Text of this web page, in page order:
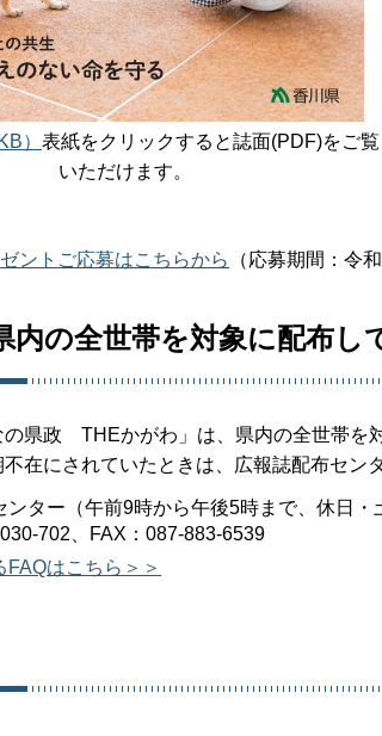
） 表紙をクリックすると誌面(PDF)をご覧
いただけます。
ントご応募はこちらから （応募期間：令
内の全世帯を対象に配布し
の県政 THEかがわ」は、県内の全世帯を
在にされていたときは、広報誌配布セン
ンター（午前9時から午後5時まで、休日・
702、FAX：087-883-6539
FAQはこちら＞＞